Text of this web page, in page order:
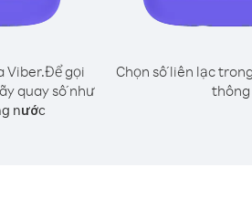
Viber.Để gọi
quay số như
nước
Chọn số liên lạc